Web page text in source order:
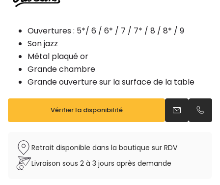
Ouvertures : 5*/ 6 / 6* / 7 / 7* / 8 / 8* / 9
Son jazz
Métal plaqué or
Grande chambre
Grande ouverture sur la surface de la table
Vérifier la disponibilité Envoyer un
Retrait disponible dans la boutique sur RDV
Livraison sous 2 à 3 jours après demande